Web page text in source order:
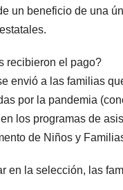
un beneficio de una
recibieron el pago?
envió a las familias
por la pandemia
los programas de
de Niños y
en la selección, las